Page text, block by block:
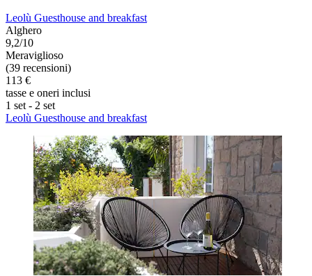
Leolù Guesthouse and breakfast
Alghero
9,2/10
Meraviglioso
(39 recensioni)
113 €
tasse e oneri inclusi
1 set - 2 set
Leolù Guesthouse and breakfast